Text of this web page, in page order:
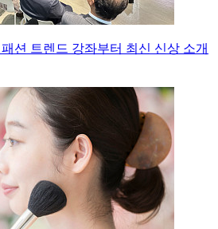
션 트렌드 강좌부터 최신 신상 소개